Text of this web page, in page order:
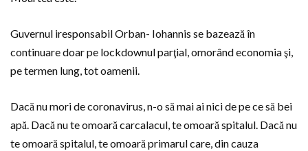
Guvernul iresponsabil Orban- Iohannis se bazează în
continuare doar pe lockdownul parţial, omorând economia şi,
pe termen lung, tot oamenii.
Dacă nu mori de coronavirus, n-o să mai ai nici de pe ce să bei
apă. Dacă nu te omoară carcalacul, te omoară spitalul. Dacă nu
te omoară spitalul, te omoară primarul care, din cauza